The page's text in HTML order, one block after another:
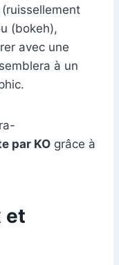
(bokeh),
avec une
à un
par KO grâce à
et